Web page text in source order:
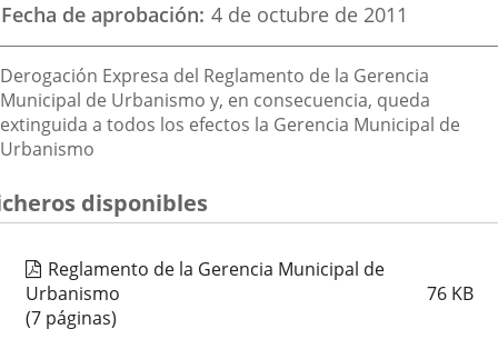
Fecha de aprobación 4 de octubre de 2011
Descripción
Derogación Expresa del Reglamento de la Gerencia
Municipal de Urbanismo y, en consecuencia, queda
extinguida a todos los efectos la Gerencia Municipal de
Urbanismo
disponibles
Reglamento de la Gerencia Municipal de
Urbanismo
76 KB
(7 páginas)